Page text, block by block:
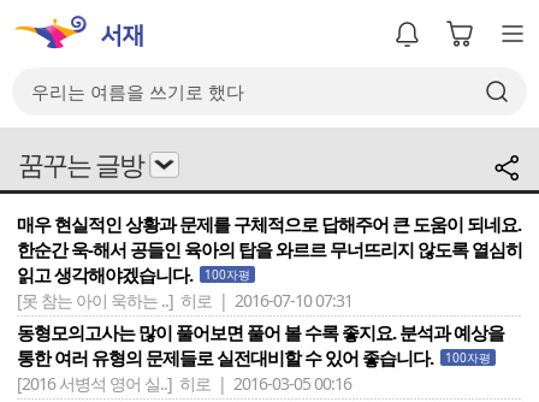
꿈꾸는 글방
매우 현실적인 상황과 문제를 구체적으로 답해주어 큰 도움이 되네요.
한순간 욱-해서 공들인 육아의 탑을 와르르 무너뜨리지 않도록 열심히
읽고 생각해야겠습니다.
100자평
[못 참는 아이 욱하는 ..] 히로 | 2016-07-10 07:31
동형모의고사는 많이 풀어보면 풀어 볼 수록 좋지요. 분석과 예상을
통한 여러 유형의 문제들로 실전대비할 수 있어 좋습니다.
100자평
[2016 서병석 영어 실..] 히로 | 2016-03-05 00:16